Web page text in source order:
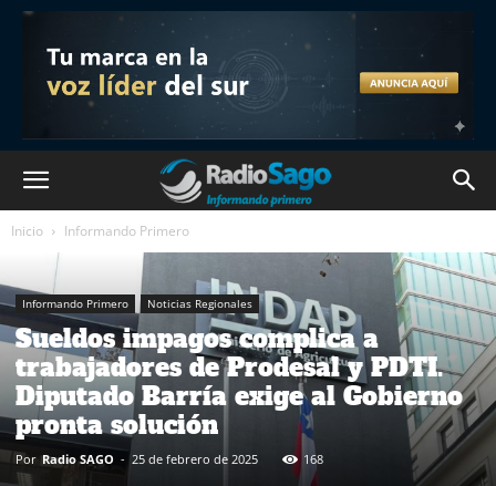
Inicio Informando Primero
Informando Primero Noticias Regionales
Sueldos impagos complica a
trabajadores de Prodesal y PDTI.
Diputado Barría exige al Gobierno
pronta solución
Por Radio SAGO - 25 de febrero de 2025 168